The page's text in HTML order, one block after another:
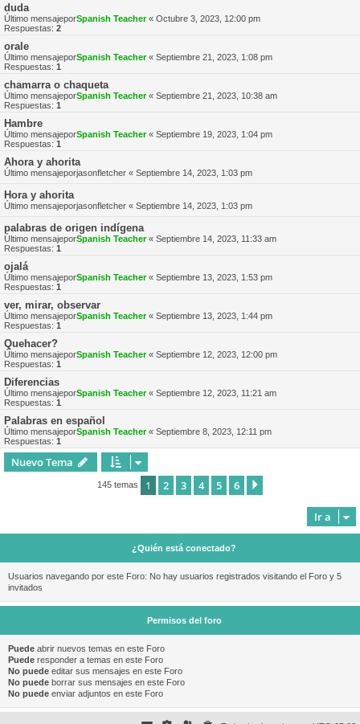
duda
Último mensajeporSpanish Teacher« Octubre 3, 2023, 12:00 pm
Respuestas: 2
orale
Último mensajeporSpanish Teacher« Septiembre 21, 2023, 1:08 pm
Respuestas: 1
chamarra o chaqueta
Último mensajeporSpanish Teacher« Septiembre 21, 2023, 10:38 am
Respuestas: 1
Hambre
Último mensajeporSpanish Teacher« Septiembre 19, 2023, 1:04 pm
Respuestas: 1
Ahora y ahorita
Último mensajeporjasonfletcher « Septiembre 14, 2023, 1:03 pm
Hora y ahorita
Último mensajeporjasonfletcher « Septiembre 14, 2023, 1:03 pm
palabras de origen indígena
Último mensajeporSpanish Teacher« Septiembre 14, 2023, 11:33 am
Respuestas: 1
ojalá
Último mensajeporSpanish Teacher« Septiembre 13, 2023, 1:53 pm
Respuestas: 1
ver, mirar, observar
Último mensajeporSpanish Teacher« Septiembre 13, 2023, 1:44 pm
Respuestas: 1
Quehacer?
Último mensajeporSpanish Teacher« Septiembre 12, 2023, 12:00 pm
Respuestas: 1
Diferencias
Último mensajeporSpanish Teacher« Septiembre 12, 2023, 11:21 am
Respuestas: 1
Palabras en español
Último mensajeporSpanish Teacher« Septiembre 8, 2023, 12:11 pm
Respuestas: 1
Nuevo Tema
145 temas 1 2 3 4 5 6
Ir a
¿Quién está conectado?
Usuarios navegando por este Foro: No hay usuarios registrados visitando el Foro y 5
invitados
Permisos del foro
Puede abrir nuevos temas en este Foro
Puede responder a temas en este Foro
No puede editar sus mensajes en este Foro
No puede borrar sus mensajes en este Foro
No puede enviar adjuntos en este Foro